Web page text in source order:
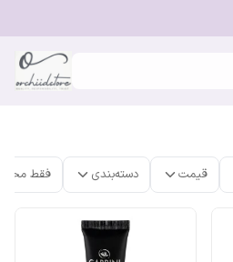
قیمت دسته‌بندی فقط